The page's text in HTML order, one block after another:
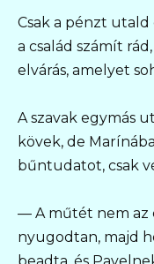
Csak a pénzt
a család számít
elvárás, amelyet
A szavak egymás
kövek, de
bűntudatot, csak
— A műtét nem az
nyugodtan, majd